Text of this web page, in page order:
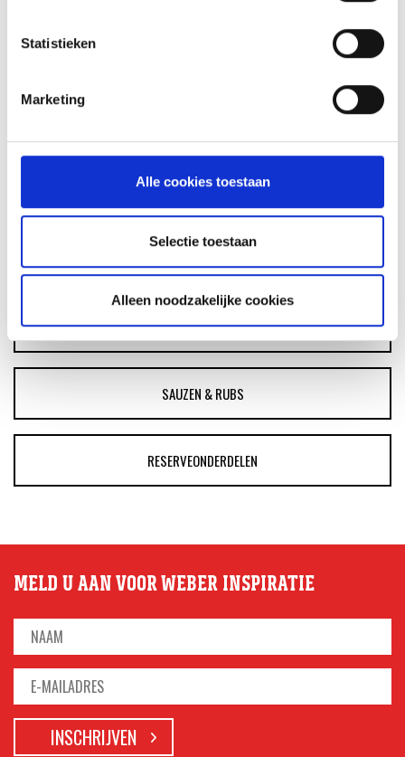
Statistieken
Marketing
Alle cookies toestaan
Selectie toestaan
Alleen noodzakelijke cookies
ASSORTIMENT
ACCESSOIRES
SAUZEN & RUBS
RESERVEONDERDELEN
MELD U AAN VOOR WEBER INSPIRATIE